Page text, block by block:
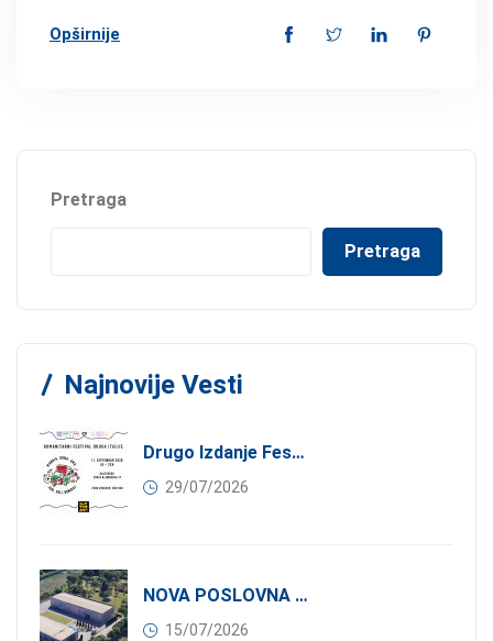
Opširnije
Pretraga
Pretraga
Najnovije Vesti
Drugo Izdanje Festivala JEDI.VOLI.DONIRAJ: Spoj Gastronomije I Solidarnosti
29/07/2026
NOVA POSLOVNA PRILIKA ZA ČLANOVE KONFINDUSTRIJE SRBIJA: Izdavanje Moderne Industrijske Hale U Pančevu – 1.200 M² U Industrijskoj Zoni
15/07/2026